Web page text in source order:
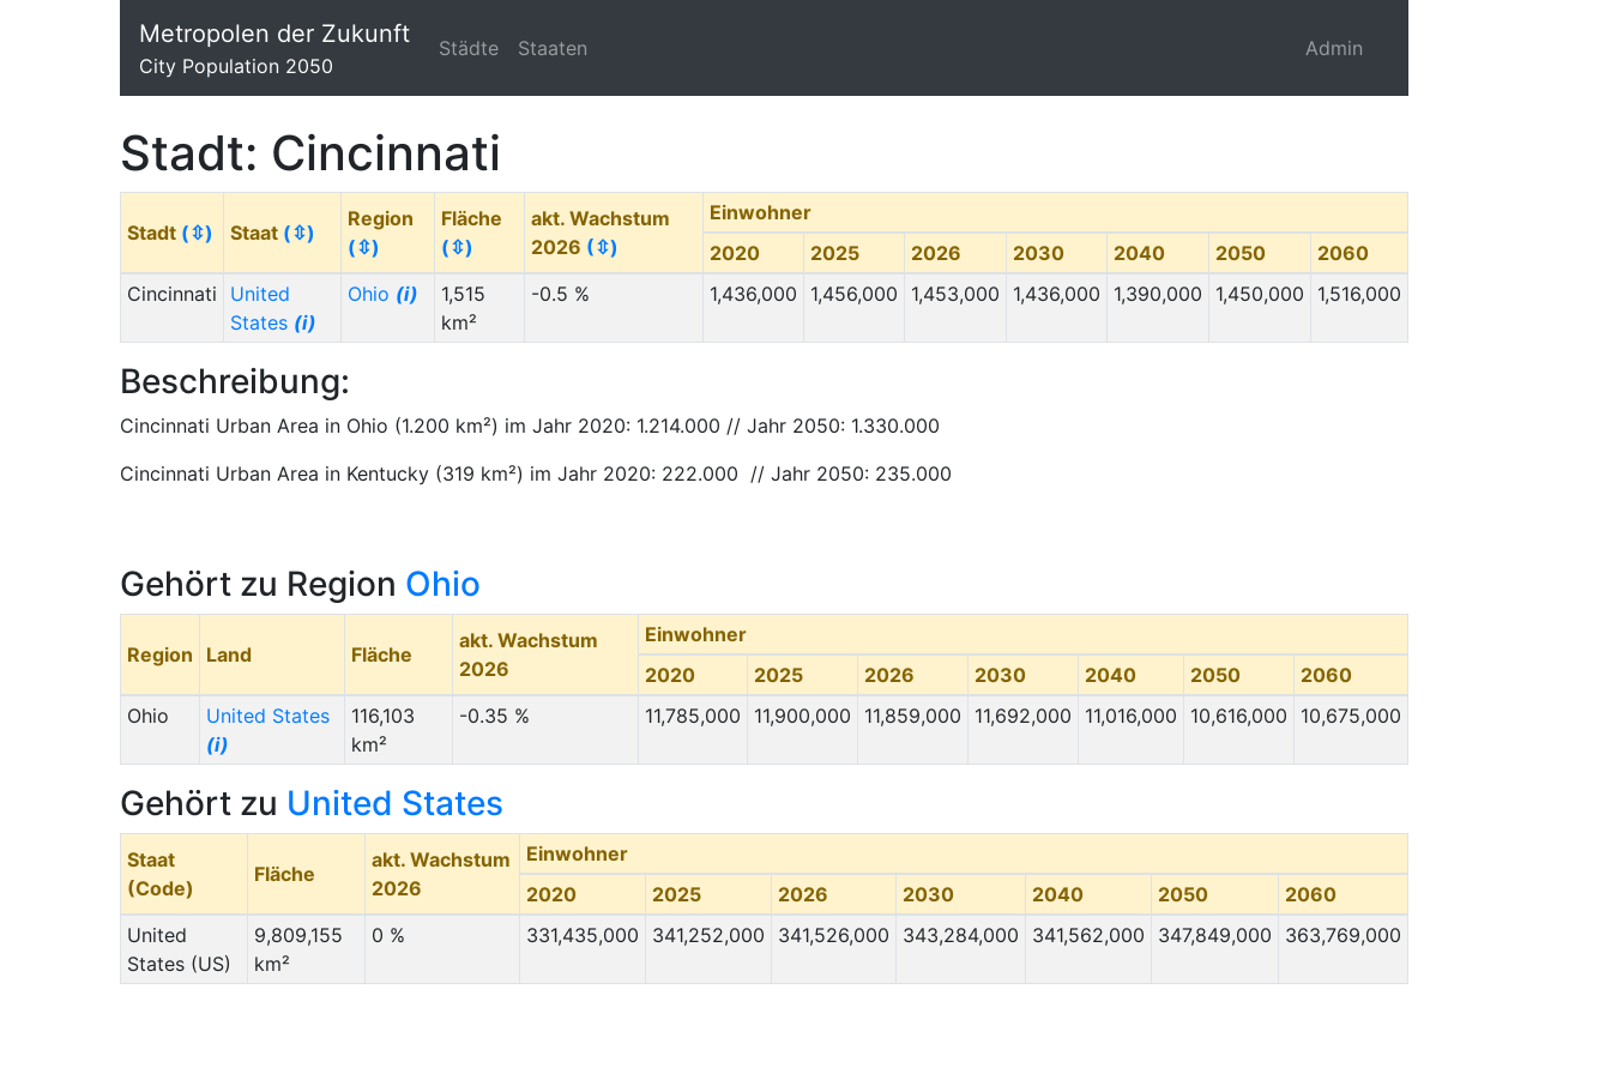
Metropolen der Zukunft
City Population 2050
Städte Staaten Admin
Stadt: Cincinnati
Stadt (⇳) Staat (⇳)
Region
(⇳)
Fläche
(⇳)
akt. Wachstum
2026 (⇳)
Einwohner
2020
2025 2026 2030 2040 2050
2060
Cincinnati
United
States (i)
Ohio (i)
1,515
km²
-0.5 % 1,436,000 1,456,000 1,453,000 1,436,000 1,390,000 1,450,000 1,516,000
Beschreibung:
Cincinnati Urban Area in Ohio (1.200 km²) im Jahr 2020: 1.214.000 // Jahr 2050: 1.330.000
Cincinnati Urban Area in Kentucky (319 km²) im Jahr 2020: 222.000 // Jahr 2050: 235.000
Gehört zu Region Ohio
Region Land Fläche
akt. Wachstum
2026
Einwohner
2020
2025 2026 2030 2040 2050
2060
Ohio
United States
(i)
116,103
km²
-0.35 % 11,785,000 11,900,000 11,859,000 11,692,000 11,016,000 10,616,000 10,675,000
Gehört zu United States
Staat
(Code)
Fläche
akt. Wachstum
2026
Einwohner
2020
2025 2026 2030 2040 2050
2060
United
States (US)
9,809,155
km²
0 % 331,435,000 341,252,000 341,526,000 343,284,000 341,562,000 347,849,000 363,769,000